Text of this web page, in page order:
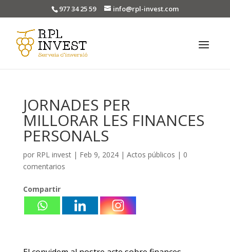
977 34 25 59 info@rpl-invest.com
JORNADES PER
MILLORAR LES FINANCES
PERSONALS
por RPL invest| Feb 9, 2024| Actos públicos | 0
comentarios
Compartir